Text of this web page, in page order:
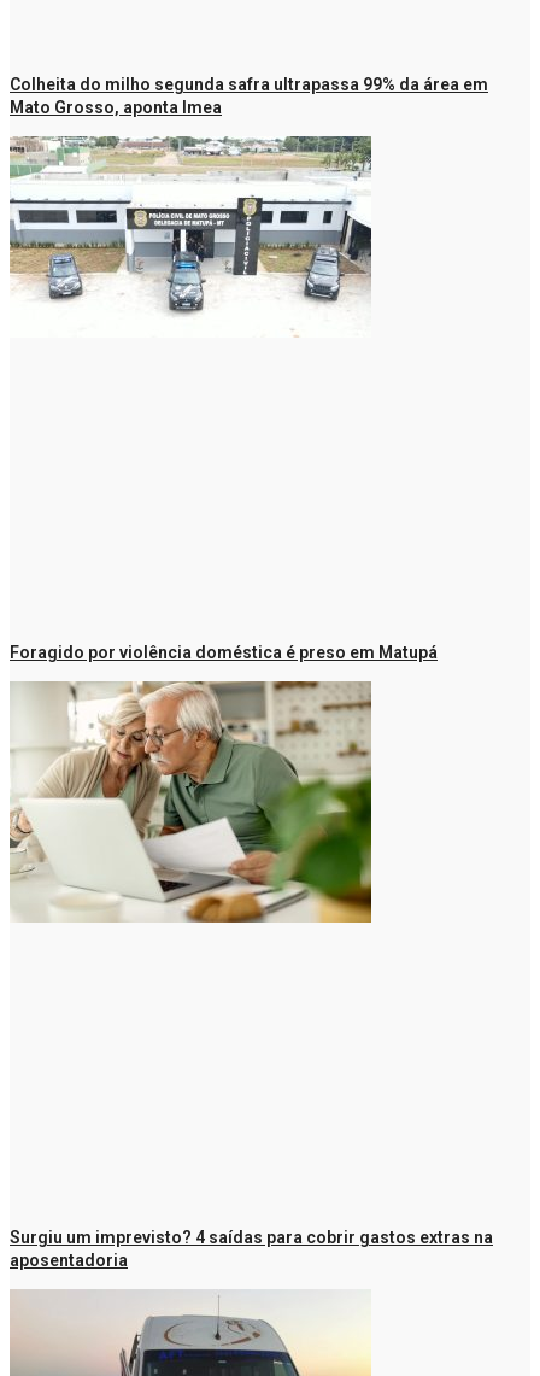
Colheita do milho segunda safra ultrapassa 99% da área em
Mato Grosso, aponta Imea
Foragido por violência doméstica é preso em Matupá
Surgiu um imprevisto? 4 saídas para cobrir gastos extras na
aposentadoria